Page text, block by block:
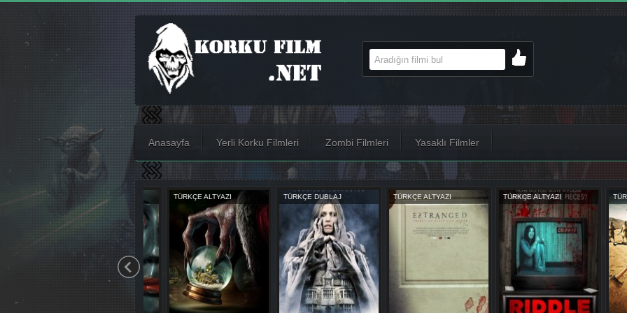
Anasayfa Yerli Korku Filmleri Zombi Filmleri Yasaklı Filmler
TÜRKÇE ALTYAZI TÜRKÇE ALTYAZI TÜRKÇE DUBLAJ TÜRKÇE ALTYAZI TÜRKÇE ALTYAZI TÜRKÇE